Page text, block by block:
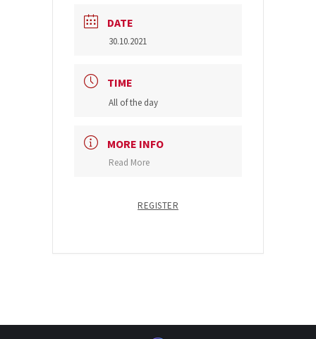
DATE
30.10.2021
TIME
All of the day
MORE INFO
Read More
REGISTER